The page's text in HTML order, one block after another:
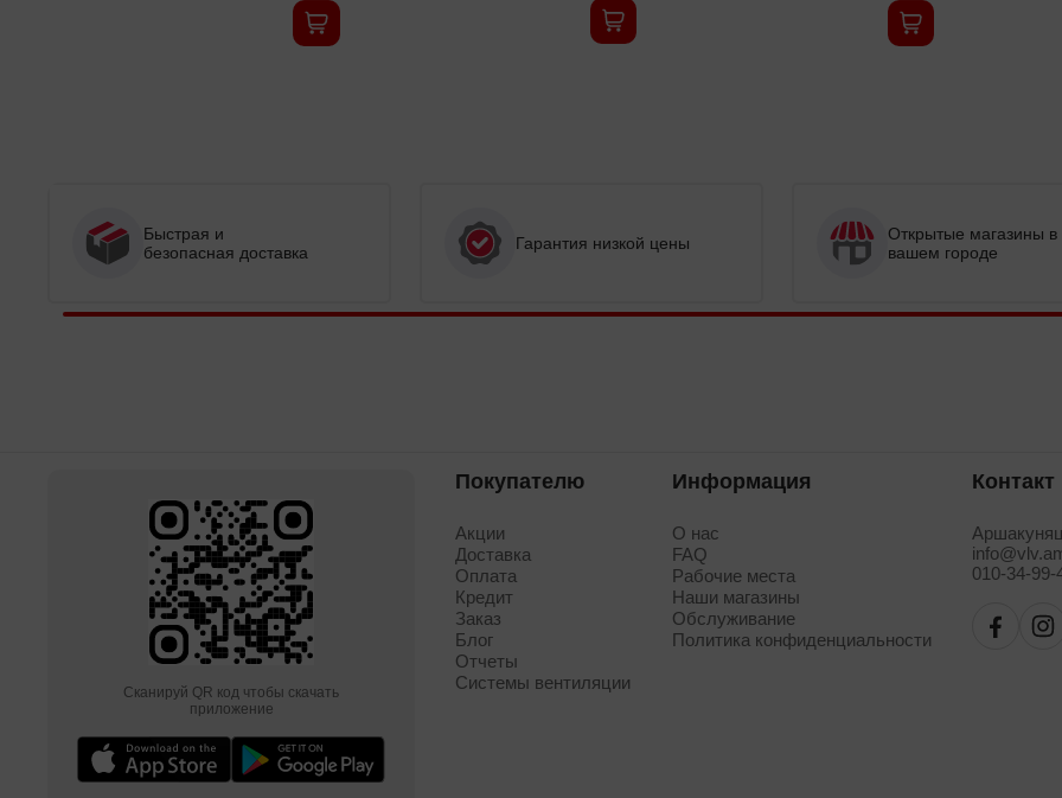
Быстрая и
безопасная доставка
Гарантия низкой цены
Открытые магазины в
вашем городе
Сканируй QR код чтобы скачать
приложение
Покупателю
Акции
Доставка
Оплата
Кредит
Заказ
Блог
Отчеты
Системы вентиляции
Информация
О нас
FAQ
Рабочие места
Наши магазины
Обслуживание
Политика конфиденциальности
Контакт
010-34-99-